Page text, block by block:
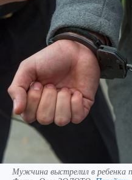
Мужчина выстрелил в ребенка